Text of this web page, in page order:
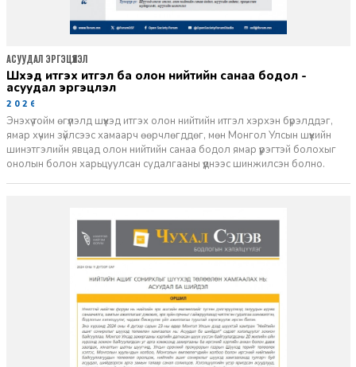
шүүхэд итгэх итгэл ба олон нийтийн санаа бодол -
асуудал эргэцүүлэл
2026-06-11
Энэхүү тойм өгүүлэлд шүүхэд итгэх олон нийтийн итгэл хэрхэн бүрэлддэг,
ямар хүчин зүйлсээс хамаарч өөрчлөгддөг, мөн Монгол Улсын шүүхийн
шинэтгэлийн явцад олон нийтийн санаа бодол ямар үүрэгтэй болохыг
онолын болон харьцуулсан судалгааны үүднээс шинжилсэн болно.
АСУУДАЛ ЭРГЭЦҮҮЛЭЛ